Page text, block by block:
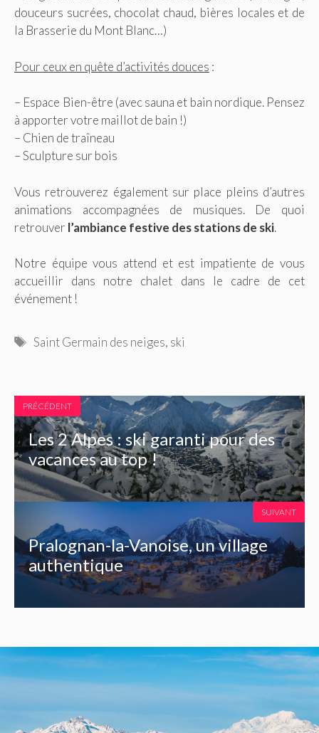
douceurs sucrées, chocolat chaud, bières locales et de
la Brasserie du Mont Blanc…)
Pour ceux en quête d’activités douces :
– Espace Bien-être (avec sauna et bain nordique. Pensez
à apporter votre maillot de bain !)
– Chien de traîneau
– Sculpture sur bois
Vous retrouverez également sur place pleins d’autres
animations accompagnées de musiques. De quoi
retrouver l’ambiance festive des stations de ski.
Notre équipe vous attend et est impatiente de vous
accueillir dans notre chalet dans le cadre de cet
événement !
Étiquettes
Saint Germain des neiges, ski
PRÉCÉDENT
Les 2 Alpes : ski garanti pour des
vacances au top !
Pralognan-la-Vanoise, un village
authentique
SUIVANT